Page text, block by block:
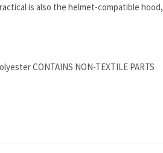
is also the helmet-compatible hood,
CONTAINS NON-TEXTILE PARTS